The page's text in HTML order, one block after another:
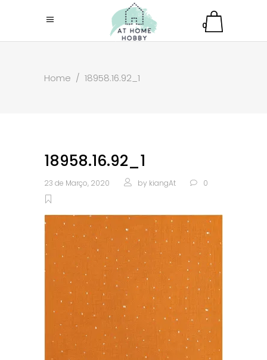
0
Home / 18958.16.92_1
18958.16.92_1
23 de Março, 2020 by kiangAt 0